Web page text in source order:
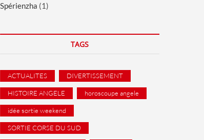
Spérienzha (1)
TAGS
ACTUALITES DIVERTISSEMENT
HISTOIRE ANGELE horoscoupe angele
idée sortie weekend
SORTIE CORSE DU SUD